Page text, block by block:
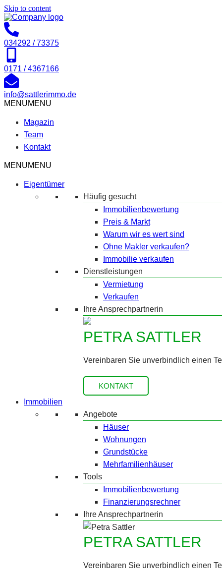
Skip to content
034292 / 73375
0171 / 4367166
info@sattlerimmo.de
MENUMENU
Magazin
Team
Kontakt
MENUMENU
Eigentümer
Häufig gesucht
Immobilienbewertung
Preis & Markt
Warum wir es wert sind
Ohne Makler verkaufen?
Immobilie verkaufen
Dienstleistungen
Vermietung
Verkaufen
Ihre Ansprechpartnerin
PETRA SATTLER
Vereinbaren Sie unverbindlich einen
KONTAKT
Immobilien
Angebote
Häuser
Wohnungen
Grundstücke
Mehrfamilienhäuser
Tools
Immobilienbewertung
Finanzierungsrechner
Ihre Ansprechpartnerin
PETRA SATTLER
Vereinbaren Sie unverbindlich einen